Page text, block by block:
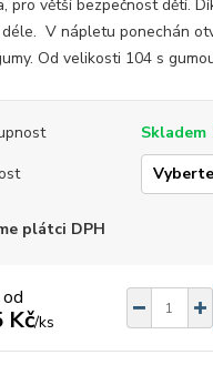
pro větší bezpečnost dětí.
V nápletu ponechán
Od velikosti 104 s
Skladem
plátci DPH
Kč/ks